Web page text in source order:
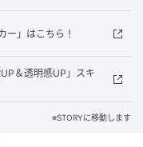
ー」はこちら！
＆透明感UP」スキ
※STORYに移動します